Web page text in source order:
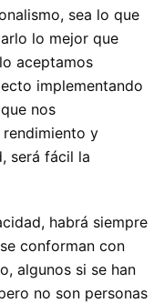
sea lo que
lo mejor que
aceptamos
implementando
nos
y
será fácil la
habrá siempre
conforman con
algunos si se han
no son personas